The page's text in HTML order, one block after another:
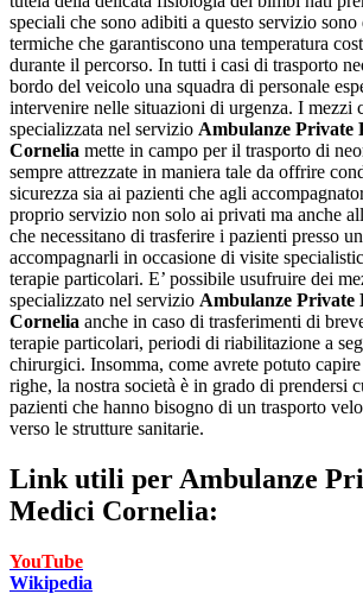
speciali che sono adibiti a questo servizio
termiche che garantiscono una temperatura
durante il percorso. In tutti i casi di trasporto
bordo del veicolo una squadra di personale
intervenire nelle situazioni di urgenza. I mezzi
specializzata nel servizio Ambulanze Private
Cornelia mette in campo per il trasporto di
sempre attrezzate in maniera tale da offrire
sicurezza sia ai pazienti che agli
proprio servizio non solo ai privati ma anche
che necessitano di trasferire i pazienti presso
accompagnarli in occasione di visite
terapie particolari. E’ possibile usufruire dei
specializzato nel servizio Ambulanze Private
Cornelia anche in caso di trasferimenti di
terapie particolari, periodi di riabilitazione a
chirurgici. Insomma, come avrete potuto capire
righe, la nostra società è in grado di prendersi
pazienti che hanno bisogno di un trasporto
verso le strutture sanitarie.
Link utili per Ambulanze
Medici Cornelia:
YouTube
Wikipedia